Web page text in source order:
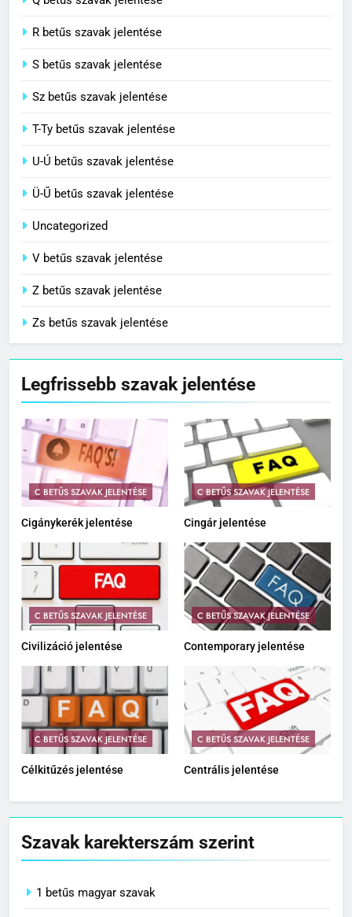
R betűs szavak jelentése
S betűs szavak jelentése
Sz betűs szavak jelentése
T-Ty betűs szavak jelentése
U-Ú betűs szavak jelentése
Ü-Ű betűs szavak jelentése
Uncategorized
V betűs szavak jelentése
Z betűs szavak jelentése
Zs betűs szavak jelentése
Legfrissebb szavak jelentése
C BETŰS SZAVAK JELENTÉSE
Cigánykerék jelentése
C BETŰS SZAVAK JELENTÉSE
Cingár jelentése
C BETŰS SZAVAK JELENTÉSE
Civilizáció jelentése
C BETŰS SZAVAK JELENTÉSE
Contemporary jelentése
C BETŰS SZAVAK JELENTÉSE
Célkitűzés jelentése
C BETŰS SZAVAK JELENTÉSE
Centrális jelentése
Szavak karekterszám szerint
1 betűs magyar szavak